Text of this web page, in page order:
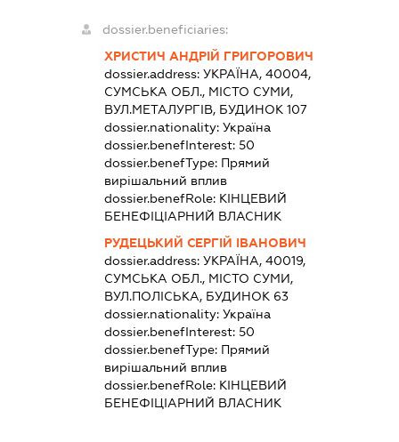
dossier.beneficiaries:
ХРИСТИЧ АНДРІЙ ГРИГОРОВИЧ
dossier.address:УКРАЇНА, 40004,
СУМСЬКА ОБЛ., МІСТО СУМИ,
ВУЛ.МЕТАЛУРГІВ, БУДИНОК 107
dossier.nationality:Україна
dossier.benefInterest:50
dossier.benefType: Прямий
вирішальний вплив
dossier.benefRole: КІНЦЕВИЙ
БЕНЕФІЦІАРНИЙ ВЛАСНИК
РУДЕЦЬКИЙ СЕРГІЙ ІВАНОВИЧ
dossier.address:УКРАЇНА, 40019,
СУМСЬКА ОБЛ., МІСТО СУМИ,
ВУЛ.ПОЛІСЬКА, БУДИНОК 63
dossier.nationality:Україна
dossier.benefInterest:50
dossier.benefType: Прямий
вирішальний вплив
dossier.benefRole: КІНЦЕВИЙ
БЕНЕФІЦІАРНИЙ ВЛАСНИК